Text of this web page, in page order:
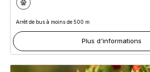
Arrêt de bus à moins de 500 m
Plus d'informations